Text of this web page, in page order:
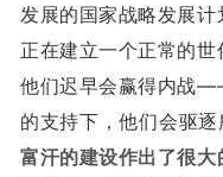
发展的国家战略发展
正在建立一个正常的
他们迟早会赢得内战
的支持下，他们会驱逐
富汗的建设作出了很大